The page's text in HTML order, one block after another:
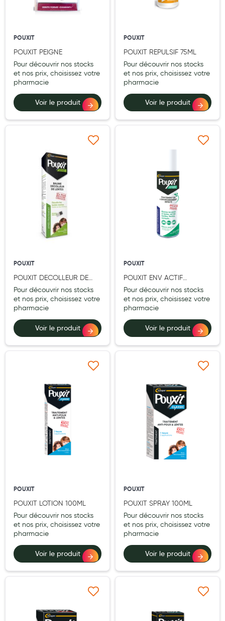
Accessoires bébé
Alimentation
Soins enfant
Soins maman
Accessoires maternité
Aromathérapie
Diététique minceur
Phytothérapie
Régimes médicaux
Confiserie
Voies respiratoires
Oligothérapie
Compléments alimentaires
Hygiène nasale
Antibactériens
Nutrition clinique
Solaire et moustique
Piqûres insectes
Appareils
Contention veineuse
Soins ORL
POUXIT
POUXIT PEIGNE
Pour découvrir nos stocks
et nos prix, choisissez votre
pharmacie
Voir le produit
POUXIT
POUXIT REPULSIF 75ML
Pour découvrir nos stocks
et nos prix, choisissez votre
pharmacie
Voir le produit
POUXIT
POUXIT DECOLLEUR DE
LENTES 100G
Pour découvrir nos stocks
et nos prix, choisissez votre
pharmacie
Voir le produit
Ajouter à ma liste d’envie
POUXIT
POUXIT ENV ACTIF
VEGETAL 150 ML
Pour découvrir nos stocks
et nos prix, choisissez votre
pharmacie
Voir le produit
Ajouter à ma liste
POUXIT
POUXIT LOTION 100ML
Pour découvrir nos stocks
et nos prix, choisissez votre
pharmacie
Voir le produit
Ajouter à ma liste d’envie
POUXIT
POUXIT SPRAY 100ML
Pour découvrir nos stocks
et nos prix, choisissez votre
pharmacie
Voir le produit
Ajouter à ma liste
Ajouter à ma liste d’envie Ajouter à ma liste